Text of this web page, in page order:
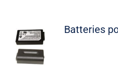
Batteries